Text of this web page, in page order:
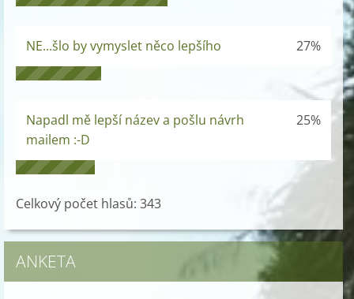
NE...šlo by vymyslet něco lepšího 27%
Napadl mě lepší název a pošlu návrh
mailem :-D
25%
Celkový počet hlasů: 343
ANKETA